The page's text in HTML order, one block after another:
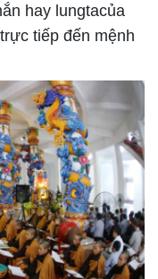
hay lungtacủa
tiếp đến mệnh